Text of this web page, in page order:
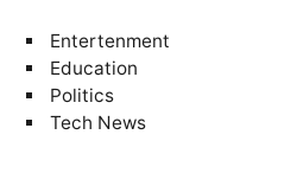
Entertenment
Education
Politics
Tech News